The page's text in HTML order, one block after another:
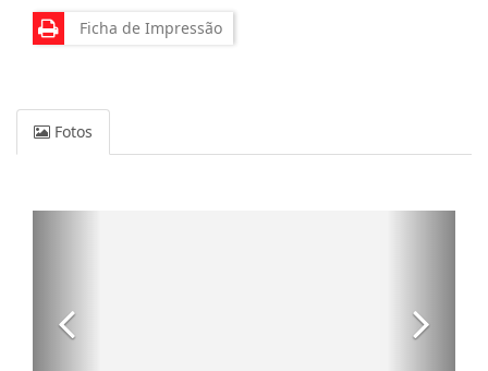
Ficha de Impressão
Fotos